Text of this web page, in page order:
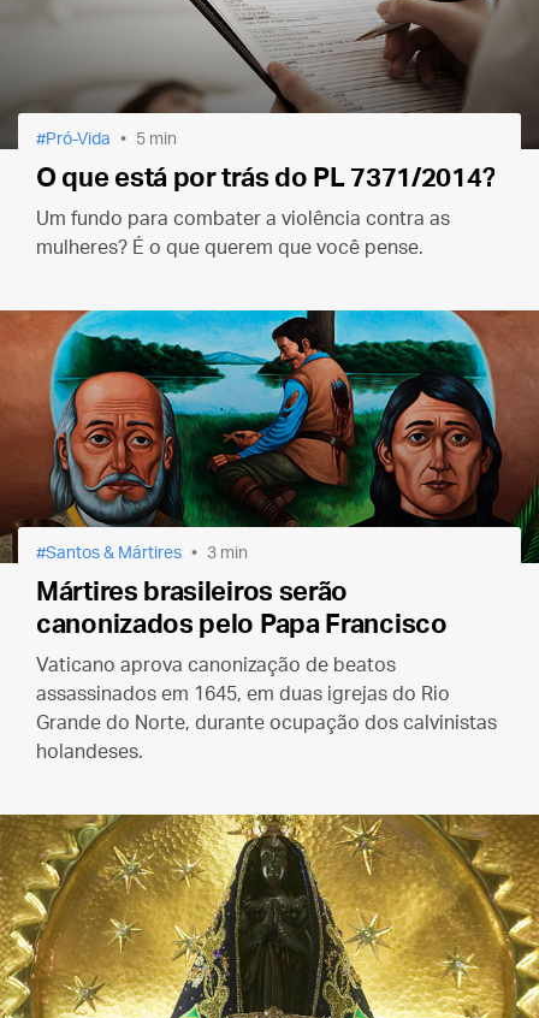
Pró-Vida 5 min
O que está por trás do PL 7371/2014?
Um fundo para combater a violência contra as
mulheres? É o que querem que você pense.
Santos & Mártires 3 min
Mártires brasileiros serão
canonizados pelo Papa Francisco
Vaticano aprova canonização de beatos
assassinados em 1645, em duas igrejas do Rio
Grande do Norte, durante ocupação dos calvinistas
holandeses.